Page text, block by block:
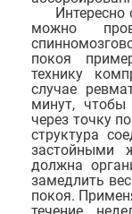
Интересно
можно
покоя
технику
случае
минут, чтобы
через точку
структура
застойными
должна
замедлить
покоя.